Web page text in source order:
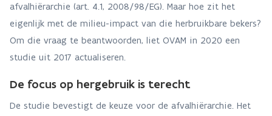
afvalhiërarchie (art. 4.1, 2008/98/EG). Maar hoe zit het
eigenlijk met de milieu-impact van die herbruikbare bekers?
Om die vraag te beantwoorden, liet OVAM in 2020 een
studie uit 2017 actualiseren.
De focus op hergebruik is terecht
De studie bevestigt de keuze voor de afvalhiërarchie. Het